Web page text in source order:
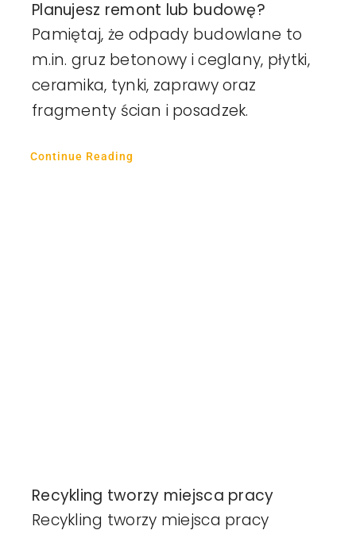
Planujesz remont lub budowę?
Pamiętaj, że odpady budowlane to
m.in. gruz betonowy i ceglany, płytki,
ceramika, tynki, zaprawy oraz
fragmenty ścian i posadzek.
Continue Reading
Recykling tworzy miejsca pracy
Recykling tworzy miejsca pracy